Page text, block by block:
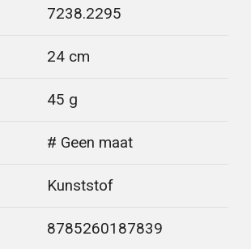
7238.2295
24 cm
45 g
# Geen maat
Kunststof
8785260187839